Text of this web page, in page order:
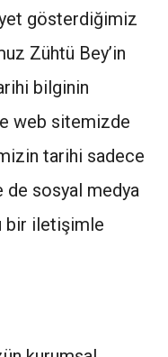
gösterdiğimiz
Zühtü Bey’in
bilginin
web sitemizde
tarihi sadece
sosyal medya
bir iletişimle